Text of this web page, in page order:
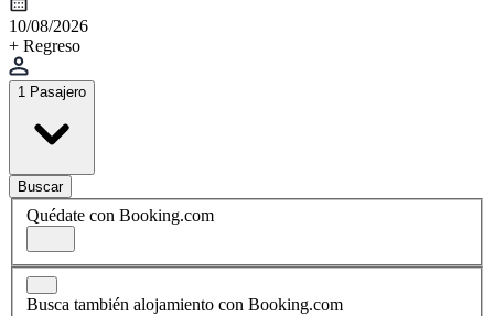
10/08/2026
+ Regreso
1 Pasajero
Buscar
Quédate con Booking.com
Busca también alojamiento con Booking.com